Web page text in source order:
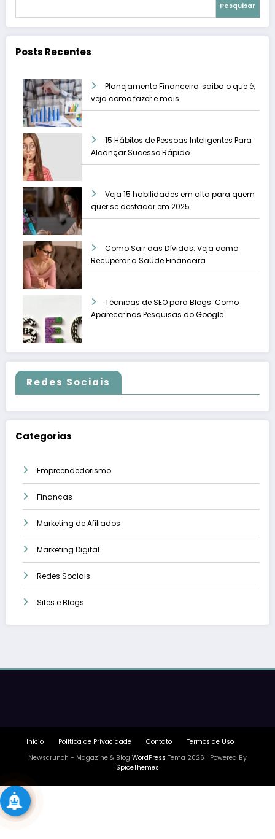
Pesquisar
Posts Recentes
Planejamento Financeiro: saiba o que é,
veja como fazer e mais
15 Hábitos de Pessoas Inteligentes Para
Alcançar Sucesso Rápido
Veja 15 habilidades em alta para quem
quer se destacar em 2025
Como Sair das Dívidas: Veja como
Recuperar a Saúde Financeira
Técnicas de SEO para Blogs: Como
Aparecer nas Pesquisas do Google
Redes Sociais
Categorias
Empreendedorismo
Finanças
Marketing de Afiliados
Marketing Digital
Redes Sociais
Sites e Blogs
Início Política de Privacidade Contato
Termos de Uso
Newscrunch - Magazine & Blog WordPress Tema 2026 | Powered By
SpiceThemes